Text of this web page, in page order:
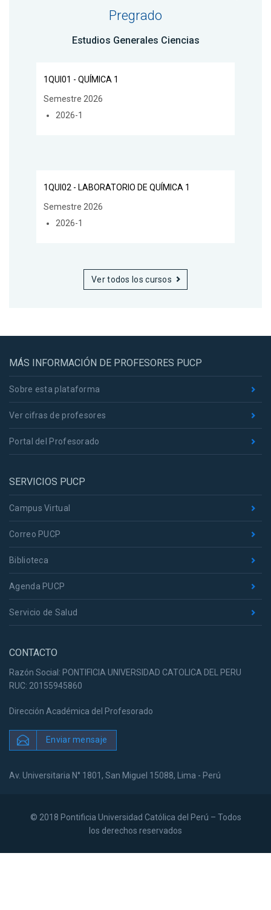
Pregrado
Estudios Generales Ciencias
1QUI01 - QUÍMICA 1
Semestre 2026
2026-1
1QUI02 - LABORATORIO DE QUÍMICA 1
Semestre 2026
2026-1
Ver todos los cursos
MÁS INFORMACIÓN DE PROFESORES PUCP
Sobre esta plataforma
Ver cifras de profesores
Portal del Profesorado
SERVICIOS PUCP
Campus Virtual
Correo PUCP
Biblioteca
Agenda PUCP
Servicio de Salud
CONTACTO
Razón Social: PONTIFICIA UNIVERSIDAD CATOLICA DEL PERU
RUC: 20155945860
Dirección Académica del Profesorado
Enviar mensaje
Av. Universitaria N° 1801, San Miguel 15088, Lima - Perú
© 2018 Pontificia Universidad Católica del Perú – Todos
los derechos reservados